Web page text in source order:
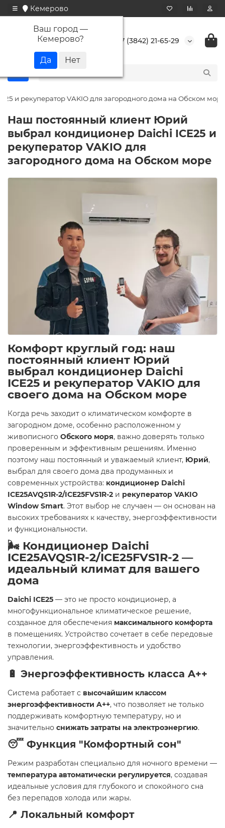
Кемерово
Ваш город —
Кемерово? +7 (3842) 21-65-29
и рекуператор VAKIO для загородного дома на Обском море
Наш постоянный клиент Юрий
выбрал кондиционер Daichi ICE25 и
рекуператор VAKIO для
загородного дома на Обском море
Комфорт круглый год: наш
постоянный клиент Юрий
выбрал кондиционер Daichi
ICE25 и рекуператор VAKIO для
своего дома на Обском море
Когда речь заходит о климатическом комфорте в
загородном доме, особенно расположенном у
живописного Обского моря, важно доверять только
проверенным и эффективным решениям. Именно
поэтому наш постоянный и уважаемый клиент, Юрий,
выбрал для своего дома два продуманных и
современных устройства: кондиционер Daichi
ICE25AVQS1R-2/ICE25FVS1R-2 и рекуператор VAKIO
Window Smart. Этот выбор не случаен — он основан на
высоких требованиях к качеству, энергоэффективности
и функциональности.
🌬️ Кондиционер Daichi
ICE25AVQS1R-2/ICE25FVS1R-2 —
идеальный климат для вашего
дома
Daichi ICE25 — это не просто кондиционер, а
многофункциональное климатическое решение,
созданное для обеспечения максимального комфорта
в помещениях. Устройство сочетает в себе передовые
технологии, энергоэффективность и удобство
управления.
🔋 Энергоэффективность класса A++
Система работает с высочайшим классом
энергоэффективности A++, что позволяет не только
поддерживать комфортную температуру, но и
значительно снижать затраты на электроэнергию.
😴 Функция "Комфортный сон"
Режим разработан специально для ночного времени —
температура автоматически регулируется, создавая
идеальные условия для глубокого и спокойного сна
без перепадов холода или жары.
📍 Локальный комфорт